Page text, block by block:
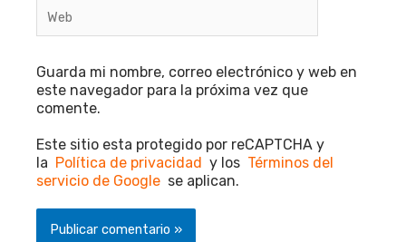
Guarda mi nombre, correo electrónico y web en
este navegador para la próxima vez que
comente.
Este sitio esta protegido por reCAPTCHA y
la Política de privacidad y los Términos del
servicio de Google se aplican.